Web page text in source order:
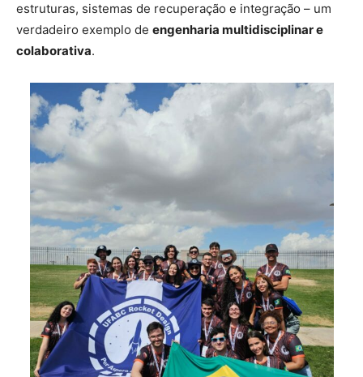
estruturas, sistemas de recuperação e integração – um
verdadeiro exemplo de engenharia multidisciplinar e
colaborativa.